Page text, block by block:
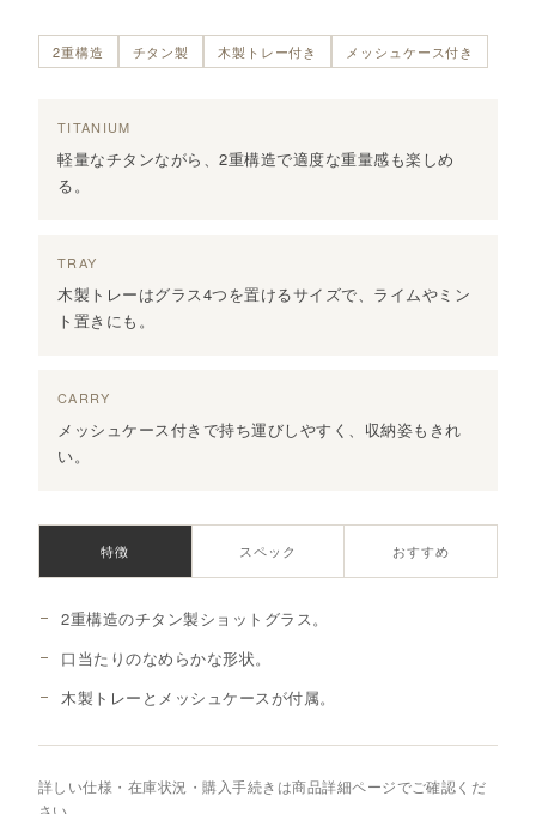
2重構造 チタン製 木製トレー付き メッシュケース付き
TITANIUM
軽量なチタンながら、2重構造で適度な重量感も楽しめ
る。
TRAY
木製トレーはグラス4つを置けるサイズで、ライムやミン
ト置きにも。
CARRY
メッシュケース付きで持ち運びしやすく、収納姿もきれ
い。
特徴 スペック おすすめ
2重構造のチタン製ショットグラス。
口当たりのなめらかな形状。
木製トレーとメッシュケースが付属。
詳しい仕様・在庫状況・購入手続きは商品詳細ページでご確認くだ